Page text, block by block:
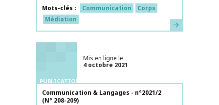
Mots-clés
Communication
Corps
Médiation
En savoir plus
PUBLICATIONS
Mis en ligne le
4 octobre 2021
Nom de la publication
Communication & Langages - n°2021/2
(N° 208-209)